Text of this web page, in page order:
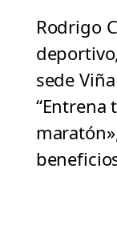
Rodrigo
sede
“Entrena